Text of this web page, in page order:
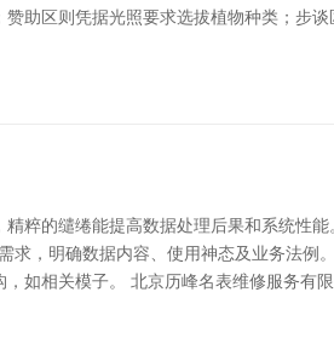
助区则凭据光照要求选拔植物种类；步
粹的缱绻能提高数据处理后果和系统性
求，明确数据内容、使用神态及业务法
如相关模子。 北京历峰名表维修服务有